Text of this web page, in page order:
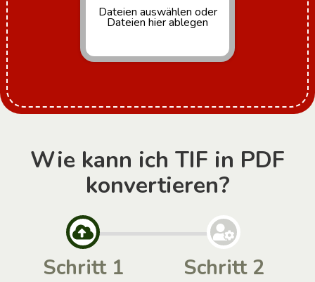
Dateien auswählen oder
Dateien hier ablegen
Wie kann ich TIF in PDF
konvertieren?
Schritt 1 Schritt 2